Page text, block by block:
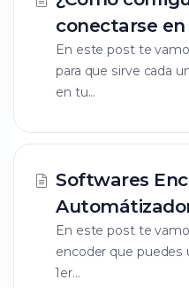
conectarse en
En este post te
para que sirve cada
en tu...
Softwares
En este post te
encoder que puedes
1er...